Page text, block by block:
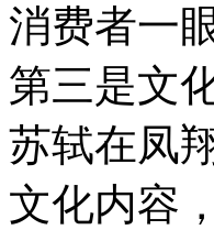
消费者一
第三是文
苏轼在凤
文化内容